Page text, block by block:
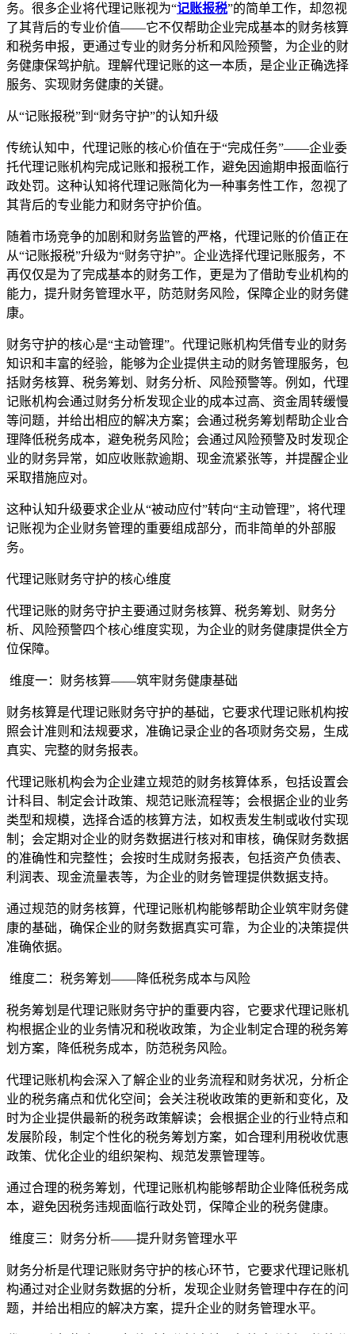
务。很多企业将代理记账视为“记账报税”的简单工作，却忽视
了其背后的专业价值——它不仅帮助企业完成基本的财务核算
和税务申报，更通过专业的财务分析和风险预警，为企业的财
务健康保驾护航。理解代理记账的这一本质，是企业正确选择
服务、实现财务健康的关键。
从“记账报税”到“财务守护”的认知升级
传统认知中，代理记账的核心价值在于“完成任务”——企业委
托代理记账机构完成记账和报税工作，避免因逾期申报面临行
政处罚。这种认知将代理记账简化为一种事务性工作，忽视了
其背后的专业能力和财务守护价值。
随着市场竞争的加剧和财务监管的严格，代理记账的价值正在
从“记账报税”升级为“财务守护”。企业选择代理记账服务，不
再仅仅是为了完成基本的财务工作，更是为了借助专业机构的
能力，提升财务管理水平，防范财务风险，保障企业的财务健
康。
财务守护的核心是“主动管理”。代理记账机构凭借专业的财务
知识和丰富的经验，能够为企业提供主动的财务管理服务，包
括财务核算、税务筹划、财务分析、风险预警等。例如，代理
记账机构会通过财务分析发现企业的成本过高、资金周转缓慢
等问题，并给出相应的解决方案；会通过税务筹划帮助企业合
理降低税务成本，避免税务风险；会通过风险预警及时发现企
业的财务异常，如应收账款逾期、现金流紧张等，并提醒企业
采取措施应对。
这种认知升级要求企业从“被动应付”转向“主动管理”，将代理
记账视为企业财务管理的重要组成部分，而非简单的外部服
务。
代理记账财务守护的核心维度
代理记账的财务守护主要通过财务核算、税务筹划、财务分
析、风险预警四个核心维度实现，为企业的财务健康提供全方
位保障。
维度一：财务核算——筑牢财务健康基础
财务核算是代理记账财务守护的基础，它要求代理记账机构按
照会计准则和法规要求，准确记录企业的各项财务交易，生成
真实、完整的财务报表。
代理记账机构会为企业建立规范的财务核算体系，包括设置会
计科目、制定会计政策、规范记账流程等；会根据企业的业务
类型和规模，选择合适的核算方法，如权责发生制或收付实现
制；会定期对企业的财务数据进行核对和审核，确保财务数据
的准确性和完整性；会按时生成财务报表，包括资产负债表、
利润表、现金流量表等，为企业的财务管理提供数据支持。
通过规范的财务核算，代理记账机构能够帮助企业筑牢财务健
康的基础，确保企业的财务数据真实可靠，为企业的决策提供
准确依据。
维度二：税务筹划——降低税务成本与风险
税务筹划是代理记账财务守护的重要内容，它要求代理记账机
构根据企业的业务情况和税收政策，为企业制定合理的税务筹
划方案，降低税务成本，防范税务风险。
代理记账机构会深入了解企业的业务流程和财务状况，分析企
业的税务痛点和优化空间；会关注税收政策的更新和变化，及
时为企业提供最新的税务政策解读；会根据企业的行业特点和
发展阶段，制定个性化的税务筹划方案，如合理利用税收优惠
政策、优化企业的组织架构、规范发票管理等。
通过合理的税务筹划，代理记账机构能够帮助企业降低税务成
本，避免因税务违规面临行政处罚，保障企业的税务健康。
维度三：财务分析——提升财务管理水平
财务分析是代理记账财务守护的核心环节，它要求代理记账机
构通过对企业财务数据的分析，发现企业财务管理中存在的问
题，并给出相应的解决方案，提升企业的财务管理水平。